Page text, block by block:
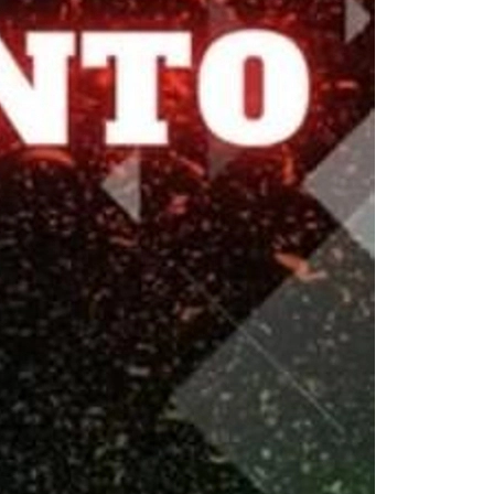
a nuestraPapelera .
asdf.com
DE LA SEMANA
donde todos
vida demasiado en
Diario ASDF nos
que apretar fuerte
es la mejor forma
la cordura.»